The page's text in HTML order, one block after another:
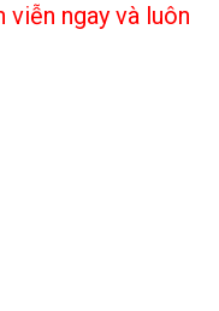
ngay và luôn